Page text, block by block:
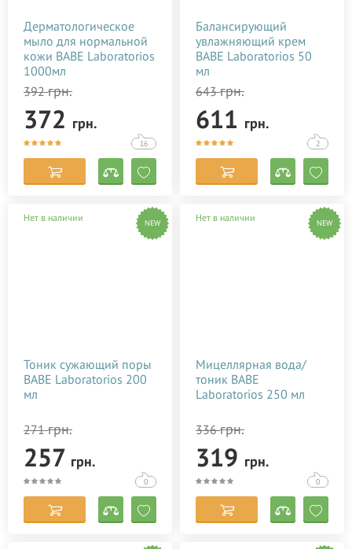
Дерматологическое
мыло для нормальной
кожи BABE Laboratorios
1000мл
392грн.
372 грн.
16
Балансирующий
увлажняющий крем
BABE Laboratorios 50
мл
643грн.
611 грн.
2
Нет в наличии NEW
Тоник сужающий поры
BABE Laboratorios 200
мл
271грн.
257 грн.
0
Нет в наличии NEW
Мицеллярная вода/
тоник BABE
Laboratorios 250 мл
336грн.
319 грн.
0